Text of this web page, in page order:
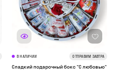
В НАЛИЧИИ ОТПРАВИМ ЗАВТРА
Сладкий подарочный бокс "С любовью"